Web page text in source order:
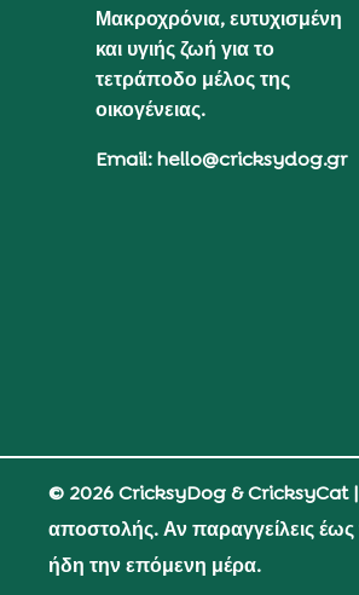
Μακροχρόνια, ευτυχισμένη
και υγιής ζωή για το
τετράποδο μέλος της
οικογένειας.
Email: hello@cricksydog.gr
© 2026 CricksyDog & CricksyCat
αποστολής. Αν παραγγείλεις έως
ήδη την επόμενη μέρα.